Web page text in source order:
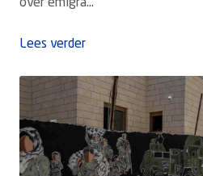
over emigra...
Lees verder